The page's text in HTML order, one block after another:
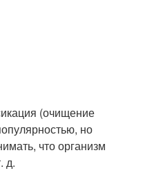
(очищение
но
что организм
д.